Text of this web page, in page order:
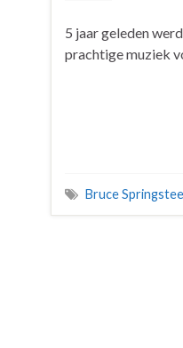
5 jaar geleden
prachtige muziek
Bruce